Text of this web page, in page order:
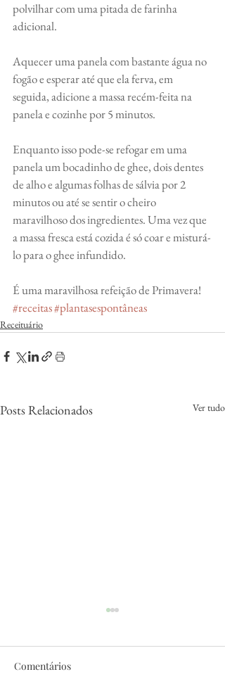
polvilhar com uma pitada de farinha
adicional.
Aquecer uma panela com bastante água no
fogão e esperar até que ela ferva, em
seguida, adicione a massa recém-feita na
panela e cozinhe por 5 minutos.
Enquanto isso pode-se refogar em uma
panela um bocadinho de ghee, dois dentes
de alho e algumas folhas de sálvia por 2
minutos ou até se sentir o cheiro
maravilhoso dos ingredientes. Uma vez que
a massa fresca está cozida é só coar e misturá-
lo para o ghee infundido.
É uma maravilhosa refeição de Primavera!
#receitas#plantasespontâneas
Receituário
Posts Relacionados Ver tudo
Comentários